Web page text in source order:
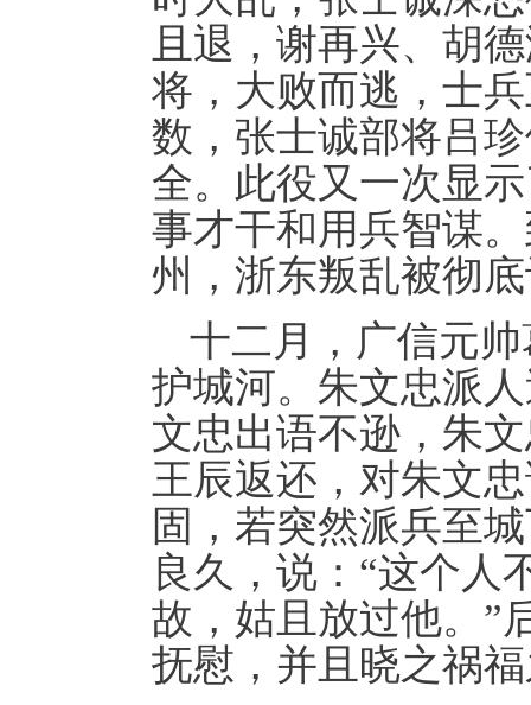
且退，谢再兴、胡
将，大败而逃，士
数，张士诚部将吕
全。此役又一次显
事才干和用兵智谋
州，浙东叛乱被彻
十二月，广信元
护城河。朱文忠派
文忠出语不逊，朱
王辰返还，对朱文
固，若突然派兵至
良久，说：“这个人
故，姑且放过他。”
抚慰，并且晓之祸